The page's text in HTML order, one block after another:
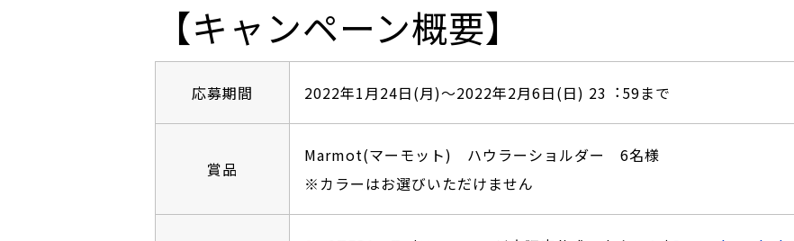
【キャンペーン概要】
応募期間 2022年1⽉24⽇(⽉)〜2022年2⽉6⽇(⽇) 23︓59まで
賞品
Marmot(マーモット) ハウラーショルダー 6名様
※カラーはお選びいただけません